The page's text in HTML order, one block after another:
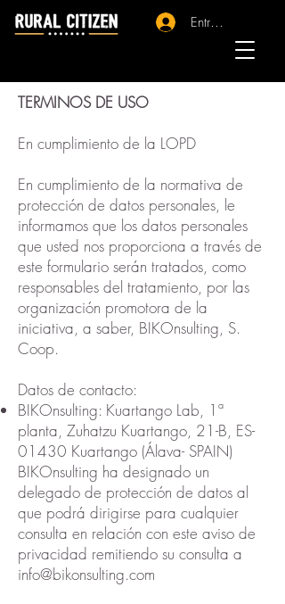
Entrar - Registro
TERMINOS DE USO
En cumplimiento de la LOPD
En cumplimiento de la normativa de
protección de datos personales, le
informamos que los datos personales
que usted nos proporciona a través de
este formulario serán tratados, como
responsables del tratamiento, por las
organización promotora de la
iniciativa, a saber, BIKOnsulting, S.
Coop.
Datos de contacto:
BIKOnsulting: Kuartango Lab, 1ª
planta, Zuhatzu Kuartango, 21-B, ES-
01430 Kuartango (Álava- SPAIN)
BIKOnsulting ha designado un
delegado de protección de datos al
que podrá dirigirse para cualquier
consulta en relación con este aviso de
privacidad remitiendo su consulta a
info@bikonsulting.com